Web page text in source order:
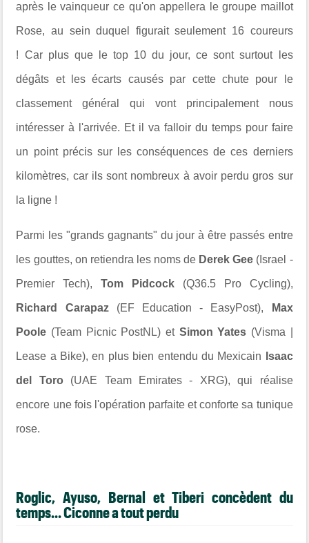
après le vainqueur ce qu'on appellera le groupe maillot
Rose, au sein duquel figurait seulement 16 coureurs
! Car plus que le top 10 du jour, ce sont surtout les
dégâts et les écarts causés par cette chute pour le
classement général qui vont principalement nous
intéresser à l'arrivée. Et il va falloir du temps pour faire
un point précis sur les conséquences de ces derniers
kilomètres, car ils sont nombreux à avoir perdu gros sur
la ligne !
Parmi les "grands gagnants" du jour à être passés entre
les gouttes, on retiendra les noms de Derek Gee (Israel -
Premier Tech),Tom Pidcock (Q36.5 Pro Cycling),
Richard Carapaz(EF Education - EasyPost), Max
Poole (Team Picnic PostNL) et Simon Yates (Visma |
Lease a Bike), en plus bien entendu du Mexicain Isaac
del Toro (UAE Team Emirates - XRG), qui réalise
encore une fois l'opération parfaite et conforte sa tunique
rose.
Roglic, Ayuso, Bernal et Tiberi concèdent du
temps... Ciconne a tout perdu